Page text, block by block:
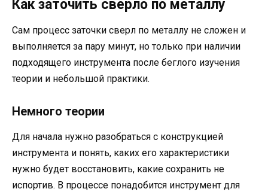
Как заточить сверло по металлу
Сам процесс заточки сверл по металлу не сложен и
выполняется за пару минут, но только при наличии
подходящего инструмента после беглого изучения
теории и небольшой практики.
Немного теории
Для начала нужно разобраться с конструкцией
инструмента и понять, каких его характеристики
нужно будет восстановить, какие сохранить не
испортив. В процессе понадобится инструмент для